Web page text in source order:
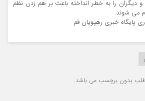
دیگران را به خطر انداخته باعث بر هم زدن نظم
می شوند.
پایگاه خبری رهپویان قم
بدون برچسب می باشد.